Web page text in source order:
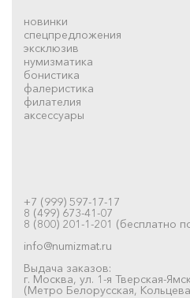
новинки
спецпредложения
эксклюзив
нумизматика
бонистика
фалеристика
филателия
аксессуары
+7 (999) 597-17-17
8 (499) 673-41-07
8 (800) 201-1-201 (бесплатно
info@numizmat.ru
Выдача заказов:
г. Москва, ул. 1-я Тверская-
(Метро Белорусская,